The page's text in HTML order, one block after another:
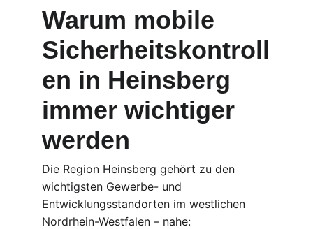
Warum mobile
Sicherheitskontroll
en in Heinsberg
immer wichtiger
werden
Die Region Heinsberg gehört zu den
wichtigsten Gewerbe- und
Entwicklungsstandorten im westlichen
Nordrhein-Westfalen – nahe: